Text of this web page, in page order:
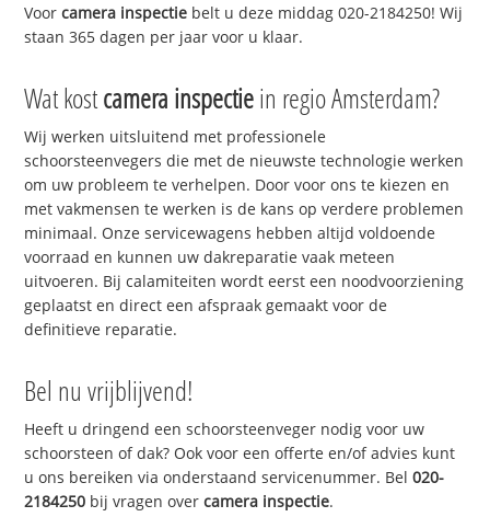
Voorcamera inspectie belt u deze middag 020-2184250! Wij
staan 365 dagen per jaar voor u klaar.
Wat kostcamera inspectiein regio Amsterdam?
Wij werken uitsluitend met professionele
schoorsteenvegers die met de nieuwste technologie werken
om uw probleem te verhelpen. Door voor ons te kiezen en
met vakmensen te werken is de kans op verdere problemen
minimaal. Onze servicewagens hebben altijd voldoende
voorraad en kunnen uw dakreparatie vaak meteen
uitvoeren. Bij calamiteiten wordt eerst een noodvoorziening
geplaatst en direct een afspraak gemaakt voor de
definitieve reparatie.
Bel nu vrijblijvend!
Heeft u dringend een schoorsteenveger nodig voor uw
schoorsteen of dak? Ook voor een offerte en/of advies kunt
u ons bereiken via onderstaand servicenummer. Bel020-
2184250 bij vragen overcamera inspectie.